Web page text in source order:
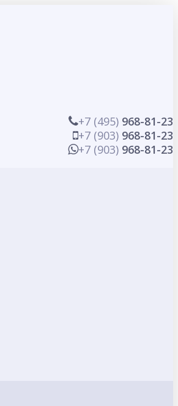
+7 (495) 968-81-23
+7 (903) 968-81-23
+7 (903) 968-81-23